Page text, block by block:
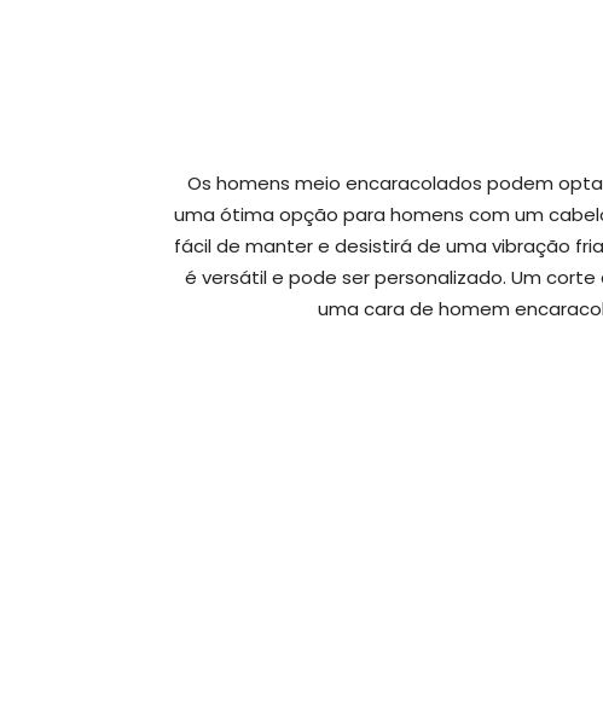
Os homens meio encaracolados podem
uma ótima opção para homens com um
fácil de manter e desistirá de uma vibração
é versátil e pode ser personalizado. Um
uma cara de homem